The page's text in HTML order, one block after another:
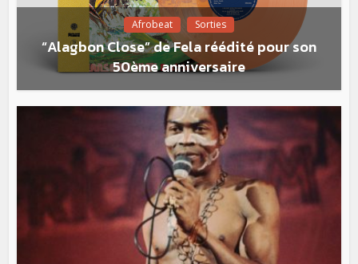
Afrobeat Sorties
“Alagbon Close” de Fela réédité pour son
50ème anniversaire